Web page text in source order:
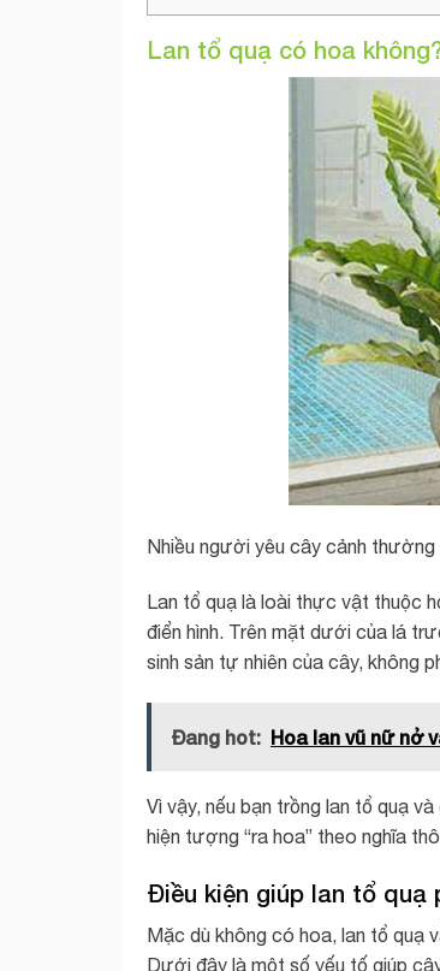
Lan tổ quạ có hoa
Nhiều người yêu cây cảnh
Lan tổ quạ là loài thực vật thuộc
điển hình. Trên mặt dưới của lá
sinh sản tự nhiên của cây, không
Đang hot: Hoa lan vũ nữ nở
Vì vậy, nếu bạn trồng lan tổ quạ
hiện tượng “ra hoa” theo nghĩa
Điều kiện giúp lan tổ quạ
Mặc dù không có hoa, lan tổ quạ
Dưới đây là một số yếu tố giúp